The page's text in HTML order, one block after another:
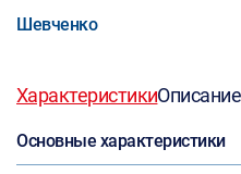
Шевченко
ХарактеристикиОписание
Основные характеристики